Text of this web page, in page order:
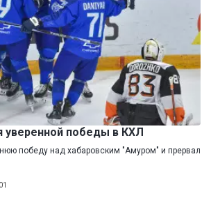
уверенной победы в КХЛ
победу над хабаровским "Амуром" и прервал